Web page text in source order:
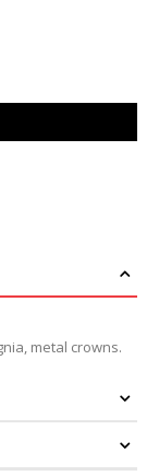
metal crowns.